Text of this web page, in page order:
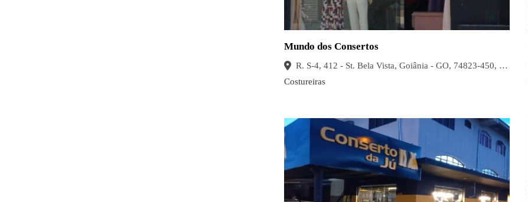
Mundo dos Consertos
R. S-4, 412 - St. Bela Vista, Goiânia - GO, 74823-450, Brasil
Costureiras